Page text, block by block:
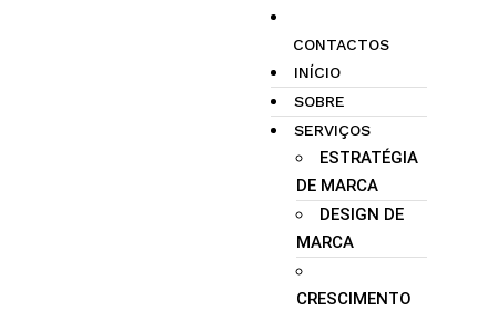
CONTACTOS
INÍCIO
SOBRE
SERVIÇOS
ESTRATÉGIA
DE MARCA
DESIGN DE
MARCA
CRESCIMENTO